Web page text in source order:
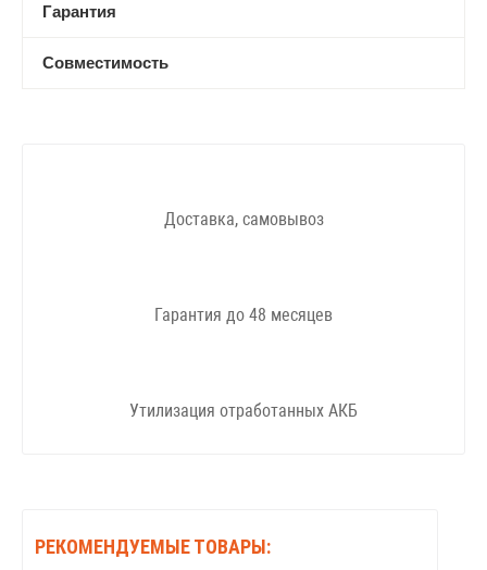
Гарантия
Совместимость
Доставка, самовывоз
Гарантия до 48 месяцев
Утилизация отработанных АКБ
РЕКОМЕНДУЕМЫЕ ТОВАРЫ: